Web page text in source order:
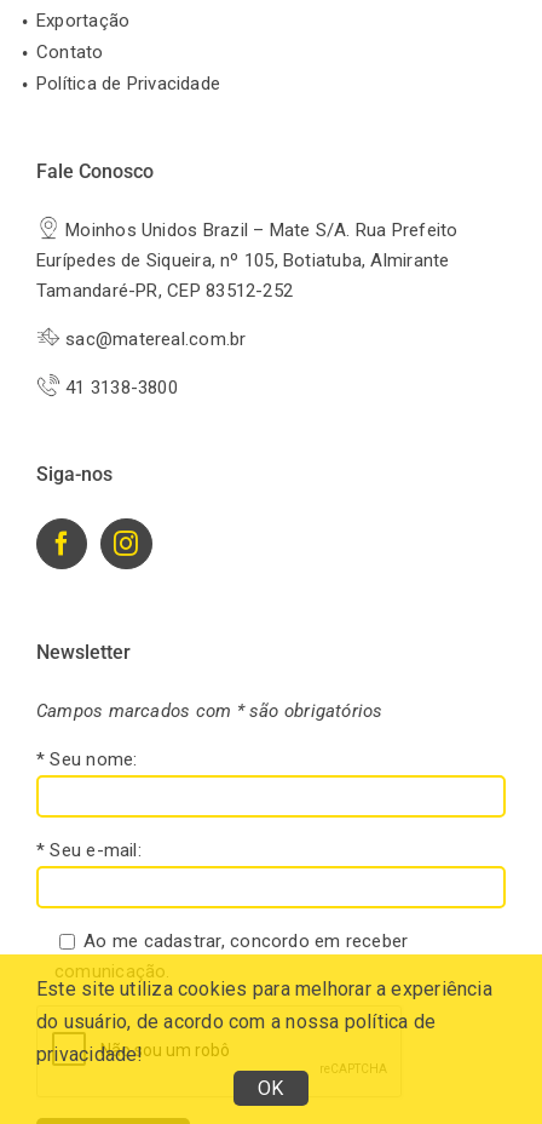
Exportação
Contato
Política de Privacidade
Fale Conosco
Moinhos Unidos Brazil – Mate S/A. Rua Prefeito
Eurípedes de Siqueira, nº 105, Botiatuba, Almirante
Tamandaré-PR, CEP 83512-252
sac@matereal.com.br
41 3138-3800
Siga-nos
Newsletter
Campos marcados com * são obrigatórios
* Seu nome:
* Seu e-mail:
Ao me cadastrar, concordo em receber
comunicação.
Este site utiliza cookies para melhorar a experiência
do usuário, de acordo com a nossa política de
privacidade!
OK